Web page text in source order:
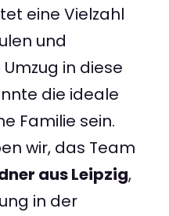
eine Vielzahl
und
in diese
die ideale
Familie sein.
wir, das Team
aus Leipzig,
in der